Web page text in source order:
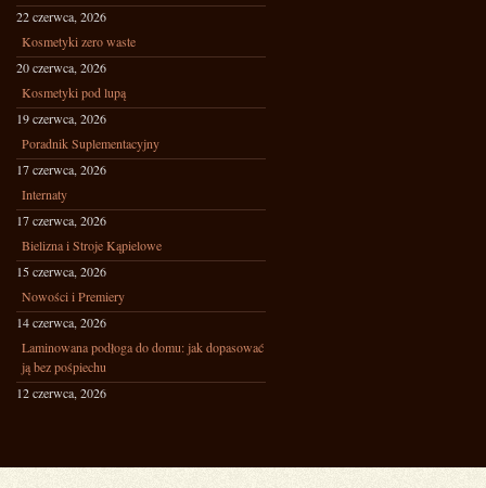
22 czerwca, 2026
Kosmetyki zero waste
20 czerwca, 2026
Kosmetyki pod lupą
19 czerwca, 2026
Poradnik Suplementacyjny
17 czerwca, 2026
Internaty
17 czerwca, 2026
Bielizna i Stroje Kąpielowe
15 czerwca, 2026
Nowości i Premiery
14 czerwca, 2026
Laminowana podłoga do domu: jak dopasować
ją bez pośpiechu
12 czerwca, 2026